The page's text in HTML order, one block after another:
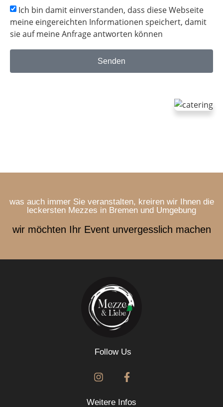
Ich bin damit einverstanden, dass diese Webseite
meine eingereichten Informationen speichert, damit
sie auf meine Anfrage antworten können
Senden
was auch immer Sie veranstalten, kreiren wir Ihnen die
leckersten Mezzes in Bremen und Umgebung
wir möchten Ihr Event unvergesslich machen
Follow Us
Weitere Infos